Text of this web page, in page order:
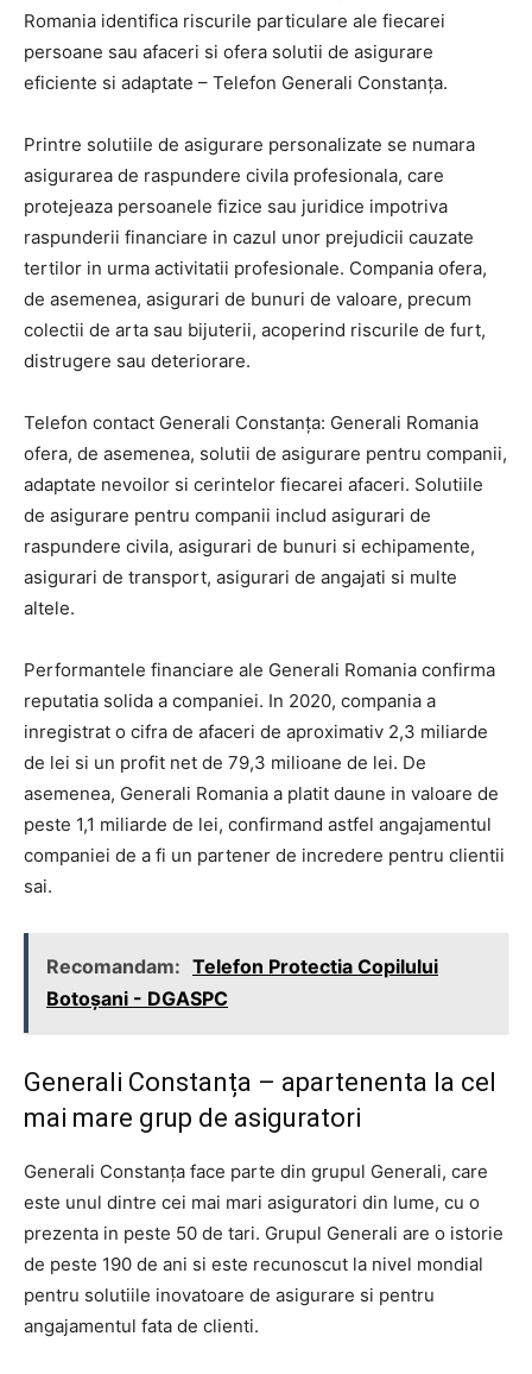
Romania identifica riscurile particulare ale fiecarei
persoane sau afaceri si ofera solutii de asigurare
eficiente si adaptate – Telefon Generali Constanța.
Printre solutiile de asigurare personalizate se numara
asigurarea de raspundere civila profesionala, care
protejeaza persoanele fizice sau juridice impotriva
raspunderii financiare in cazul unor prejudicii cauzate
tertilor in urma activitatii profesionale. Compania ofera,
de asemenea, asigurari de bunuri de valoare, precum
colectii de arta sau bijuterii, acoperind riscurile de furt,
distrugere sau deteriorare.
Telefon contact Generali Constanța: Generali Romania
ofera, de asemenea, solutii de asigurare pentru companii,
adaptate nevoilor si cerintelor fiecarei afaceri. Solutiile
de asigurare pentru companii includ asigurari de
raspundere civila, asigurari de bunuri si echipamente,
asigurari de transport, asigurari de angajati si multe
altele.
Performantele financiare ale Generali Romania confirma
reputatia solida a companiei. In 2020, compania a
inregistrat o cifra de afaceri de aproximativ 2,3 miliarde
de lei si un profit net de 79,3 milioane de lei. De
asemenea, Generali Romania a platit daune in valoare de
peste 1,1 miliarde de lei, confirmand astfel angajamentul
companiei de a fi un partener de incredere pentru clientii
sai.
Recomandam: Telefon Protectia Copilului
Botoşani - DGASPC
Generali Constanța – apartenenta la cel
mai mare grup de asiguratori
Generali Constanța face parte din grupul Generali, care
este unul dintre cei mai mari asiguratori din lume, cu o
prezenta in peste 50 de tari. Grupul Generali are o istorie
de peste 190 de ani si este recunoscut la nivel mondial
pentru solutiile inovatoare de asigurare si pentru
angajamentul fata de clienti.